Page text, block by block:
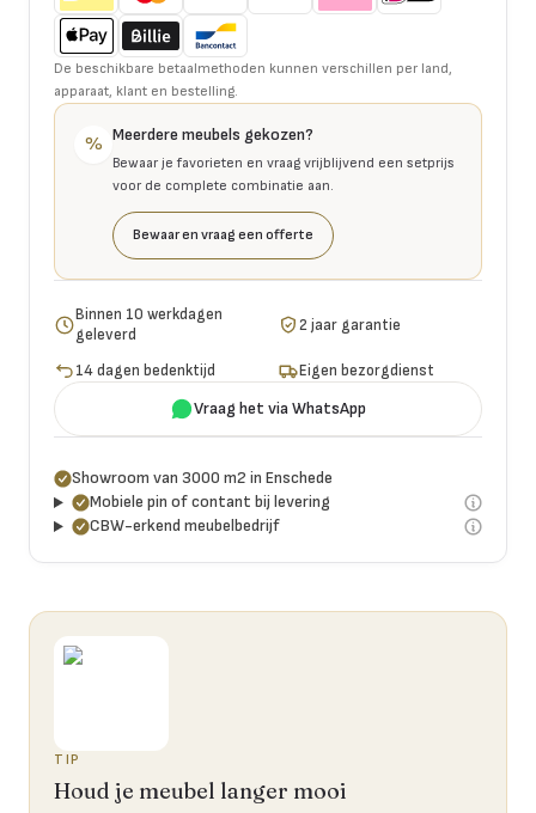
De beschikbare betaalmethoden kunnen verschillen per land,
apparaat, klant en bestelling.
% Meerdere meubels gekozen?
Bewaar je favorieten en vraag vrijblijvend een setprijs
voor de complete combinatie aan.
Bewaar en vraag een offerte
Binnen 10 werkdagen
geleverd
2 jaar garantie
14 dagen bedenktijd Eigen bezorgdienst
Vraag het via WhatsApp
Showroom van 3000 m2 in Enschede
Mobiele pin of contant bij levering
CBW-erkend meubelbedrijf
TIP
Houd je meubel langer mooi